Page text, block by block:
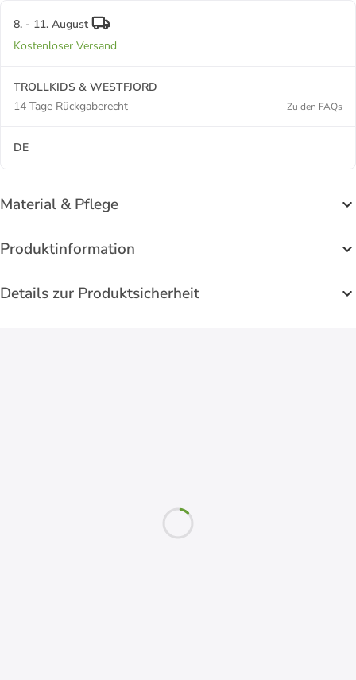
8. - 11. August
Kostenloser Versand
TROLLKIDS & WESTFJORD
14 Tage Rückgaberecht
Zu den FAQs
DE
Material & Pflege
Produktinformation
Details zur Produktsicherheit